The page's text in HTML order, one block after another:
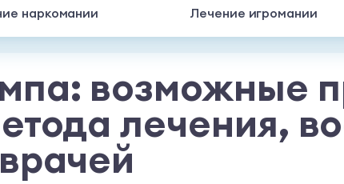
наркомании Лечение игромании
возможные
лечения,